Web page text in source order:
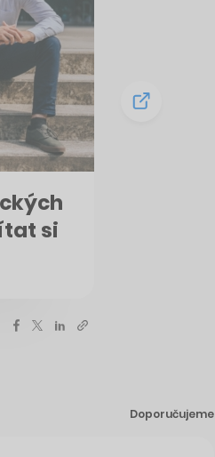
si
Doporučujeme